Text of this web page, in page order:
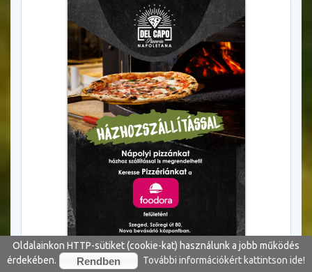
Oldalainkon HTTP-sütiket (cookie-kat) használunk a jobb működés
érdekében.
Rendben További információkért kattintson ide!